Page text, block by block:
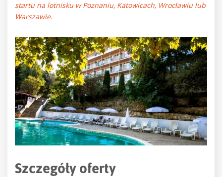
startu na lotnisku w Poznaniu, Katowicach, Wrocławiu lub
Warszawie.
Szczegóły oferty